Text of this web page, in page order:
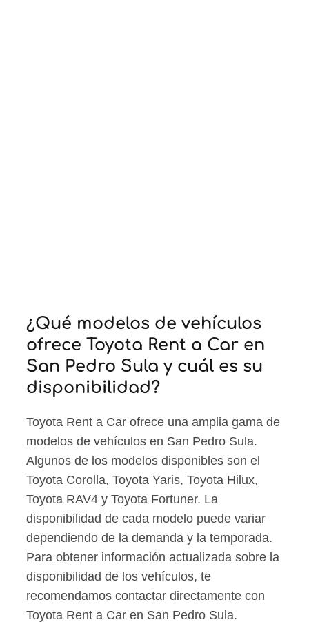
¿Qué modelos de vehículos
ofrece Toyota Rent a Car en
San Pedro Sula y cuál es su
disponibilidad?
Toyota Rent a Car ofrece una amplia gama de
modelos de vehículos en San Pedro Sula.
Algunos de los modelos disponibles son el
Toyota Corolla, Toyota Yaris, Toyota Hilux,
Toyota RAV4 y Toyota Fortuner. La
disponibilidad de cada modelo puede variar
dependiendo de la demanda y la temporada.
Para obtener información actualizada sobre la
disponibilidad de los vehículos, te
recomendamos contactar directamente con
Toyota Rent a Car en San Pedro Sula.